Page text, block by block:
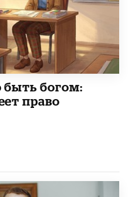
быть богом:
право